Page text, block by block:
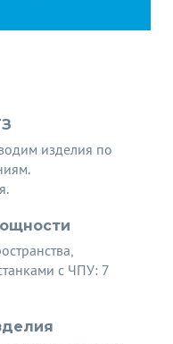
изделия по
с ЧПУ: 7